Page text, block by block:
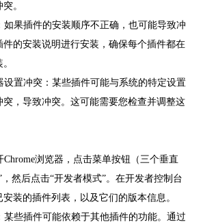
。
如果插件的安装顺序不正确，也可能导致冲
件的安装说明进行安装，确保每个插件都在
设置冲突：某些插件可能与系统的特定设置
，导致冲突。这可能需要您检查并调整这
浏览器，点击菜单按钮（三个垂直
然后点击“开发者模式”。在开发者控制台
装的插件列表，以及它们的版本信息。
某些插件可能依赖于其他插件的功能。通过